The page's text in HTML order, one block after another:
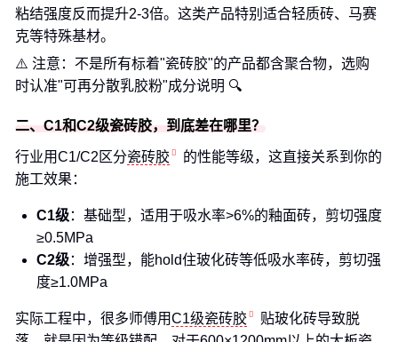
粘结强度反而提升2-3倍。这类产品特别适合轻质砖、马赛
克等特殊基材。
⚠️ 注意：不是所有标着"瓷砖胶"的产品都含聚合物，选购
时认准"可再分散乳胶粉"成分说明 🔍
二、C1和C2级瓷砖胶，到底差在哪里？
行业用C1/C2区分瓷砖胶
的性能等级，这直接关系到你的
施工效果：
C1级：基础型，适用于吸水率>6%的釉面砖，剪切强度
≥0.5MPa
C2级：增强型，能hold住玻化砖等低吸水率砖，剪切强
度≥1.0MPa
实际工程中，很多师傅用C1级瓷砖胶
贴玻化砖导致脱